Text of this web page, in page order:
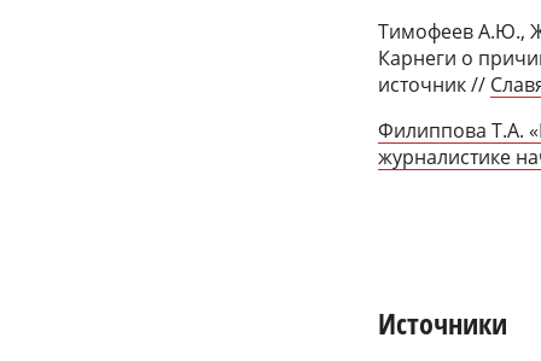
Тимофеев А.Ю.,
Карнеги о
источник //
Филиппова Т.А.
журналистике
Источники